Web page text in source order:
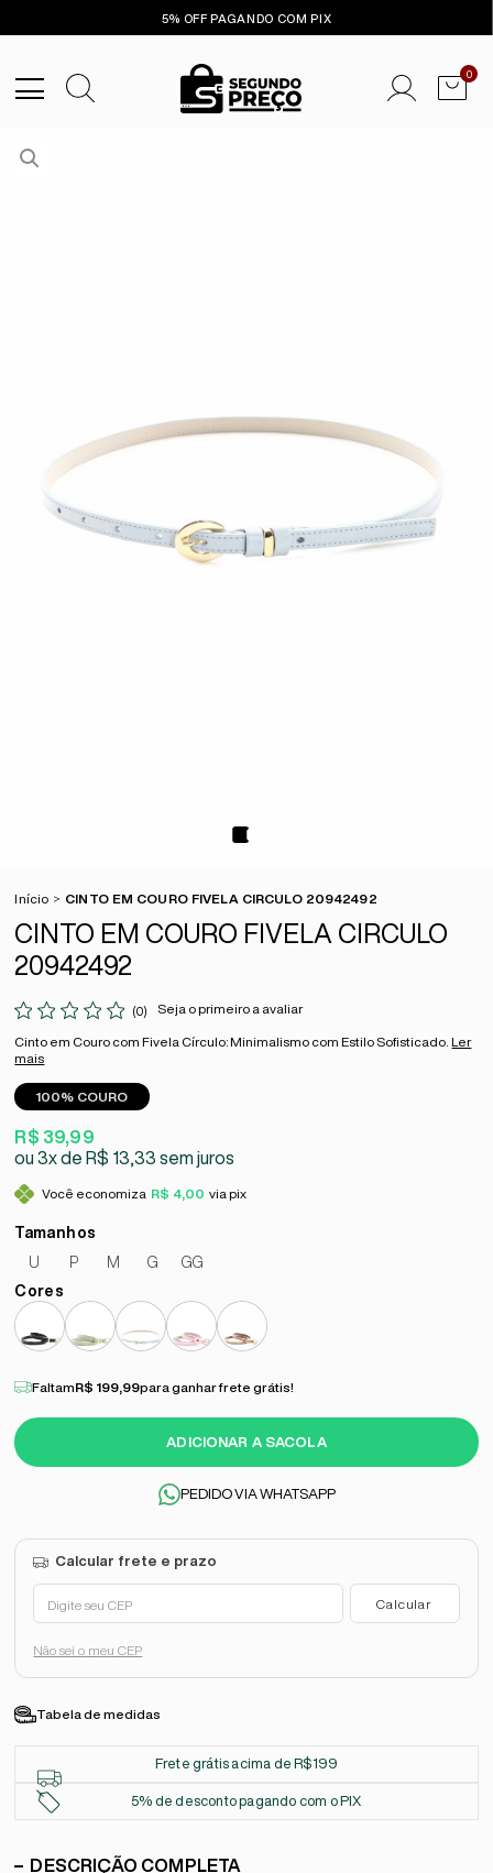
5% OFF PAGANDO COM PIX
0
Início CINTO EM COURO FIVELA CIRCULO 20942492
CINTO EM COURO FIVELA CIRCULO
20942492
(0) Seja o primeiro a avaliar
Cinto em Couro com Fivela Círculo: Minimalismo com Estilo Sofisticado. Ler
mais
100% COURO
R$ 39,99
3x
R$ 13,33sem juros
Você economiza R$ 4,00 via pix
U P M G GG
ADICIONAR A SACOLA
FaltamR$ 199,99para ganhar frete grátis!
PEDIDO VIA WHATSAPP
Não sei o meu CEP
Tabela de medidas
Frete grátis acima de R$199
5% de desconto pagando com o PIX
DESCRIÇÃO COMPLETA